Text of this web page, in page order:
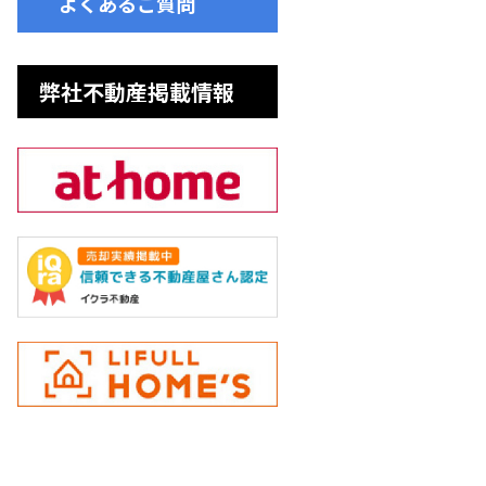
弊社不動産掲載情報